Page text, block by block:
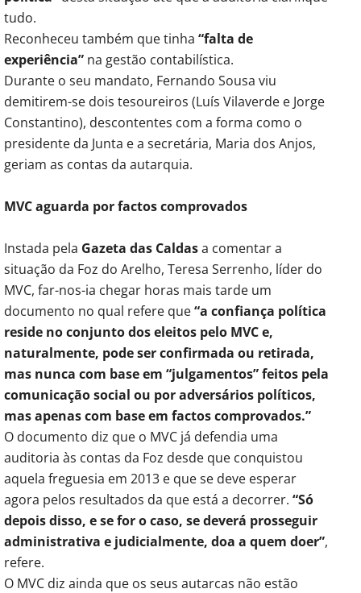
tudo.
Reconheceu também que tinha “falta de
experiência” na gestão contabilística.
Durante o seu mandato, Fernando Sousa viu
demitirem-se dois tesoureiros (Luís Vilaverde e Jorge
Constantino), descontentes com a forma como o
presidente da Junta e a secretária, Maria dos Anjos,
geriam as contas da autarquia.
MVC aguarda por factos comprovados
Instada pela Gazeta das Caldasa comentar a
situação da Foz do Arelho, Teresa Serrenho, líder do
MVC, far-nos-ia chegar horas mais tarde um
documento no qual refere que“a confiança política
reside no conjunto dos eleitos pelo MVC e,
naturalmente, pode ser confirmada ou retirada,
mas nunca com base em “julgamentos” feitos pela
comunicação social ou por adversários políticos,
mas apenas com base em factos comprovados.”
O documento diz que o MVC já defendia uma
auditoria às contas da Foz desde que conquistou
aquela freguesia em 2013 e que se deve esperar
agora pelos resultados da que está a decorrer. “Só
depois disso, e se for o caso, se deverá prosseguir
administrativa e judicialmente, doa a quem doer”,
refere.
O MVC diz ainda que os seus autarcas não estão